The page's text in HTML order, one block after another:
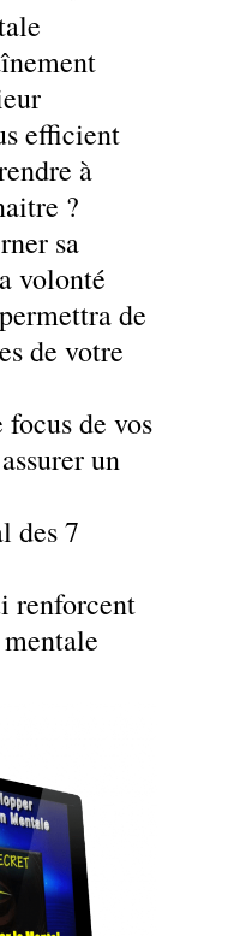
efficient
à
?
sa
volonté
de
de votre
de vos
un
des 7
renforcent